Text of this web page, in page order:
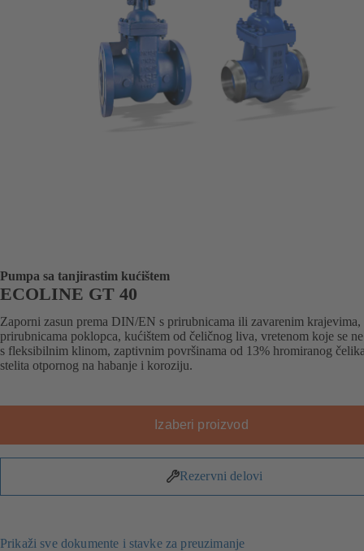
Pumpa sa tanjirastim kućištem
ECOLINE GT 40
Zaporni zasun prema DIN/EN s prirubnicama ili zavarenim krajevima,
prirubnicama poklopca, kućištem od čeličnog liva, vretenom koje se
s fleksibilnim klinom, zaptivnim površinama od 13% hromiranog
stelita otpornog na habanje i koroziju.
Izaberi proizvod
Rezervni delovi
Prikaži sve dokumente i stavke za preuzimanje